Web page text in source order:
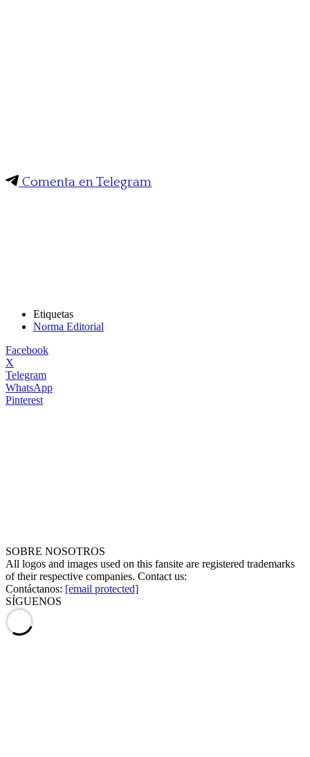
Comenta en Telegram
Etiquetas
Norma Editorial
Facebook
X
Telegram
WhatsApp
Pinterest
SOBRE NOSOTROS
All logos and images used on this fansite are registered trademarks
of their respective companies. Contact us:
Contáctanos: [email protected]
SÍGUENOS